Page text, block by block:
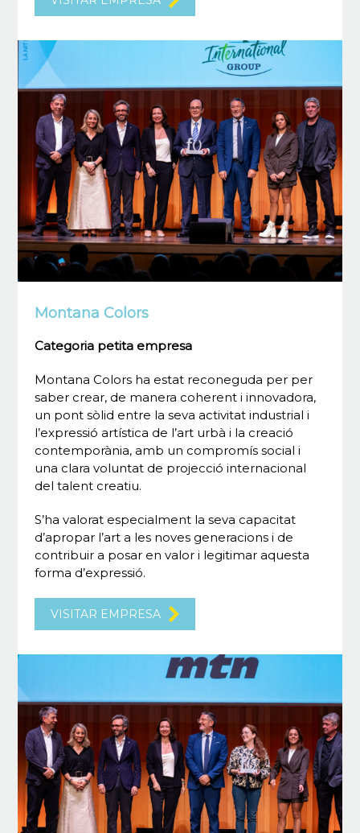
Montana Colors
Categoria petita empresa
Montana Colors ha estat reconeguda per per
saber crear, de manera coherent i innovadora,
un pont sòlid entre la seva activitat industrial i
l’expressió artística de l’art urbà i la creació
contemporània, amb un compromís social i
una clara voluntat de projecció internacional
del talent creatiu.
S’ha valorat especialment la seva capacitat
d’apropar l’art a les noves generacions i de
contribuir a posar en valor i legitimar aquesta
forma d’expressió.
VISITAR EMPRESA